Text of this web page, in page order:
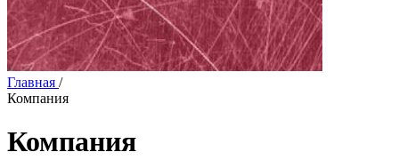
Главная /
Компания
Компания